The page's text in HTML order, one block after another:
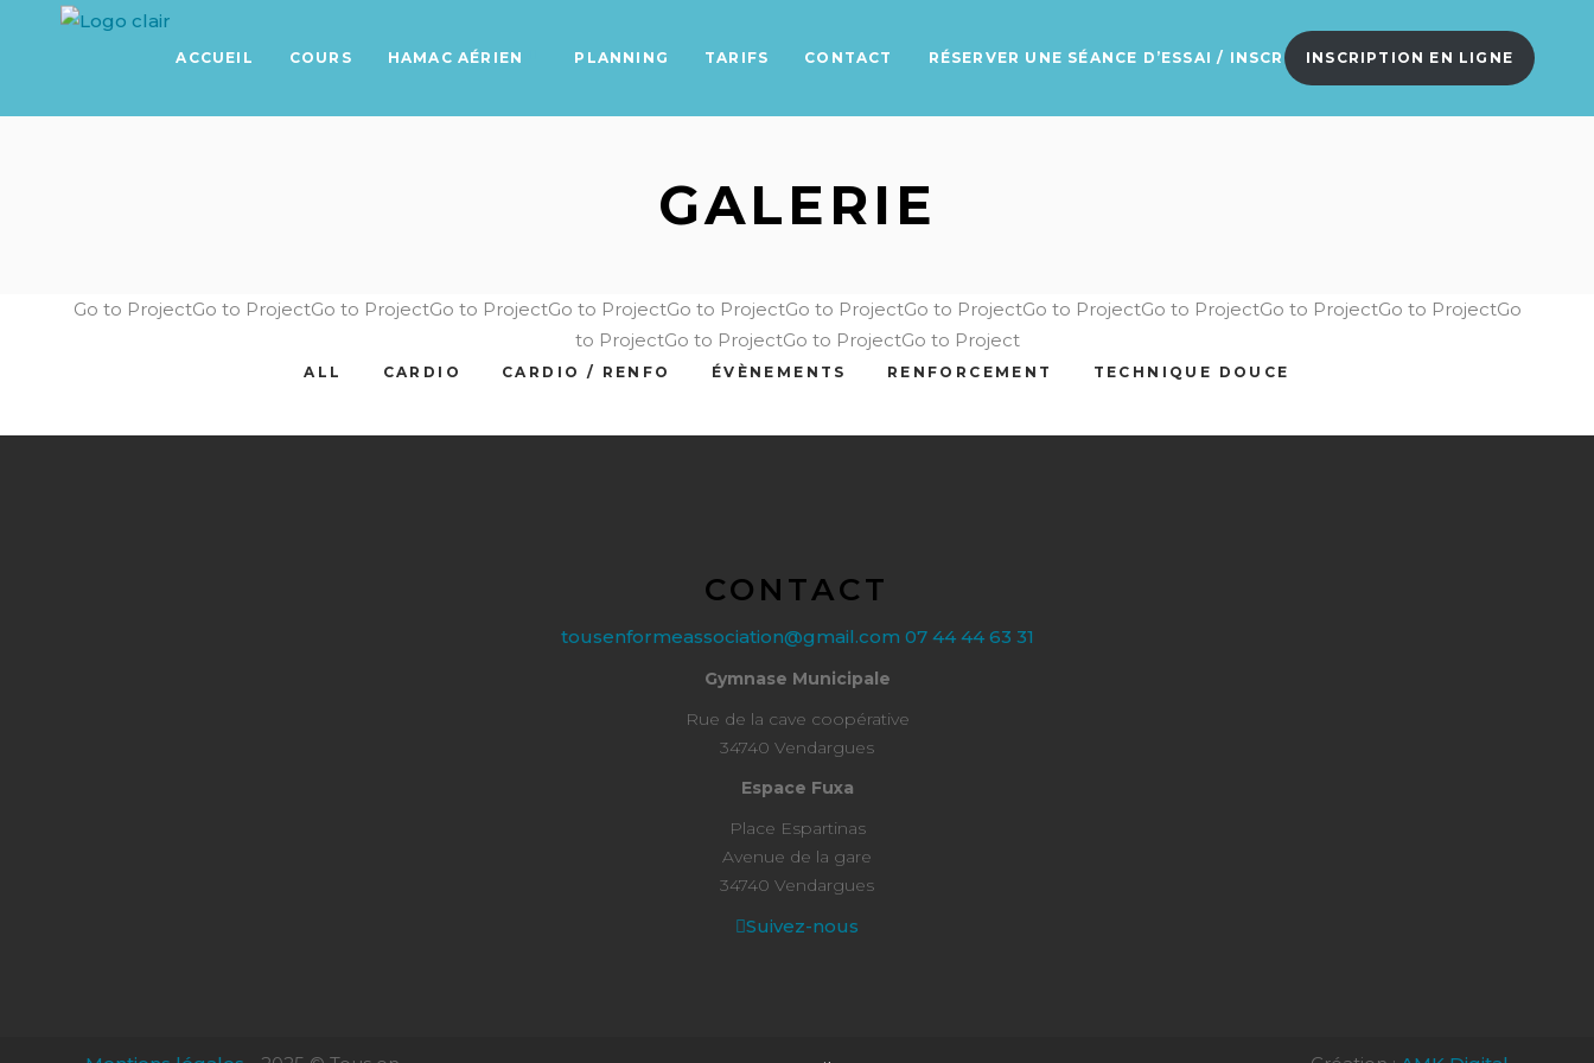
ACCUEIL COURS HAMAC AÉRIEN PLANNING TARIFS CONTACT RÉSERVER UNE SÉANCE D’ESSAI / INSCRIPTION EN LIGNE
INSCRIPTION EN LIGNE
GALERIE
Go to ProjectGo to ProjectGo to ProjectGo to ProjectGo to ProjectGo to ProjectGo to ProjectGo to ProjectGo to ProjectGo to ProjectGo to ProjectGo to ProjectGo
to ProjectGo to ProjectGo to ProjectGo to Project
ALL CARDIO CARDIO / RENFO ÉVÈNEMENTS RENFORCEMENT TECHNIQUE DOUCE
CONTACT
tousenformeassociation@gmail.com 07 44 44 63 31
Gymnase Municipale
Rue de la cave coopérative
34740 Vendargues
Espace Fuxa
Place Espartinas
Avenue de la gare
34740 Vendargues
Suivez-nous